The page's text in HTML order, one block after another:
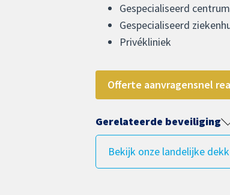
Gespecialiseerd centrum
Gespecialiseerd
Privékliniek
Offerte aanvragensnel
Gerelateerde beveiliging
Bekijk onze landelijke